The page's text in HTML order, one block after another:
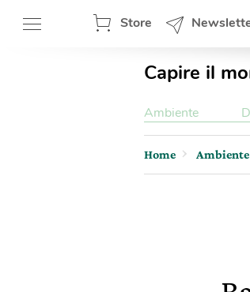
Store
Capire il
Ambiente
Home Ambiente